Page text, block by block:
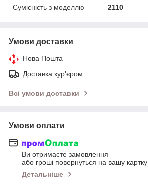
Сумісність з моделлю
2110
Умови доставки
Нова Пошта
Доставка кур'єром
Всі умови доставки
Умови оплати
Ви отримаєте замовлення
або гроші повернуться на вашу картку
Детальніше